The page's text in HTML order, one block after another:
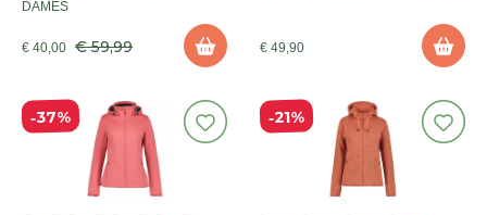
DAMES
€ 40,00 € 59,99 € 49,90
37% 21%